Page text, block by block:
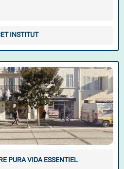
INSTITUT
PURA VIDA ESSENTIEL